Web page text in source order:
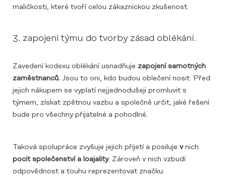
maličkosti, které tvoří celou zákaznickou zkušenost.
3. zapojení týmu do tvorby zásad oblékání.
Zavedení kodexu oblékání usnadňuje zapojení samotných
zaměstnanců. Jsou to oni, kdo budou oblečení nosit. Před
jejich nákupem se vyplatí nejjednodušeji promluvit s
týmem, získat zpětnou vazbu a společně určit, jaké řešení
bude pro všechny přijatelné a pohodlné.
Taková spolupráce zvyšuje jejich přijetí a posiluje vnich
pocit společenství a loajality. Zároveň v nich vzbudí
odpovědnost a touhu reprezentovat značku.